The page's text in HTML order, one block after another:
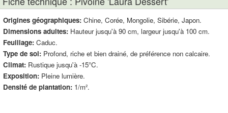
Origines géographiques: Chine, Corée, Mongolie, Sibérie, Japon.
Dimensions adultes: Hauteur jusqu'à 90 cm, largeur jusqu'à 100 cm.
Feuillage: Caduc.
Type de sol: Profond, riche et bien drainé, de préférence non calcaire.
Climat: Rustique jusqu'à -15°C.
Exposition: Pleine lumière.
Densité de plantation: 1/m².